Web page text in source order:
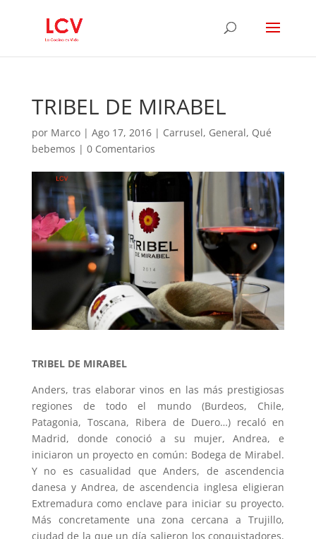
TRIBEL DE MIRABEL
por Marco| Ago 17, 2016| Carrusel, General, Qué
bebemos | 0 Comentarios
TRIBEL DE MIRABEL
Anders, tras elaborar vinos en las más prestigiosas
regiones de todo el mundo (Burdeos, Chile,
Patagonia, Toscana, Ribera de Duero…) recaló en
Madrid, donde conoció a su mujer, Andrea, e
iniciaron un proyecto en común: Bodega de Mirabel.
Y no es casualidad que Anders, de ascendencia
danesa y Andrea, de ascendencia inglesa eligieran
Extremadura como enclave para iniciar su proyecto.
Más concretamente una zona cercana a Trujillo,
ciudad de la que un día salieron los conquistadores,